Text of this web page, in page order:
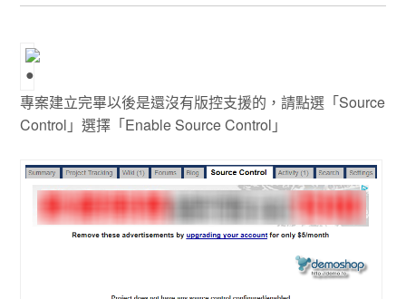
專案建立完畢以後是還沒有版控支援的，請點選「Source
Control」選擇「Enable Source Control」